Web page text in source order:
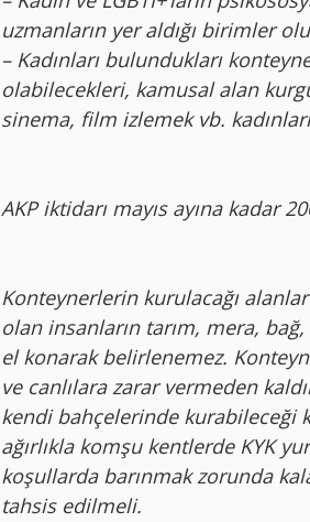
uzmanların yer aldığı birimler
– Kadınları bulundukları
olabilecekleri, kamusal alan
sinema, film izlemek vb.
AKP iktidarı mayıs ayına kadar
Konteynerlerin kurulacağı
olan insanların tarım, mera,
el konarak belirlenemez.
ve canlılara zarar vermeden
kendi bahçelerinde kurabileceği
ağırlıkla komşu kentlerde KYK
koşullarda barınmak zorunda
tahsis edilmeli.